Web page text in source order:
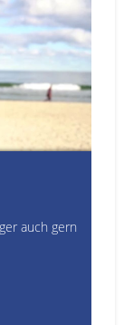
auch gern